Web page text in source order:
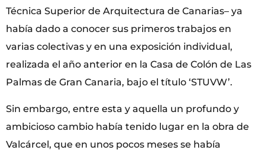
Técnica Superior de Arquitectura de Canarias– ya
había dado a conocer sus primeros trabajos en
varias colectivas y en una exposición individual,
realizada el año anterior en la Casa de Colón de Las
Palmas de Gran Canaria, bajo el título ‘STUVW’.
Sin embargo, entre esta y aquella un profundo y
ambicioso cambio había tenido lugar en la obra de
Valcárcel, que en unos pocos meses se había